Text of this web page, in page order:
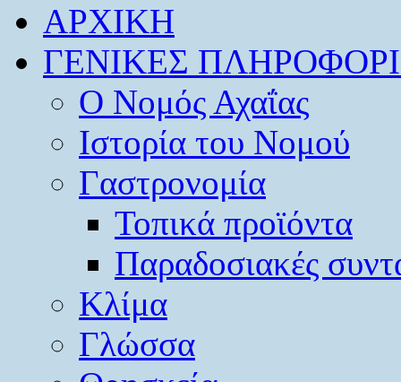
ΑΡΧΙΚΗ
ΓΕΝΙΚΕΣ
O Νομός Αχαΐας
Ιστορία του Νομού
Γαστρονομία
Τοπικά προϊόντα
Παραδοσιακές
Κλίμα
Γλώσσα